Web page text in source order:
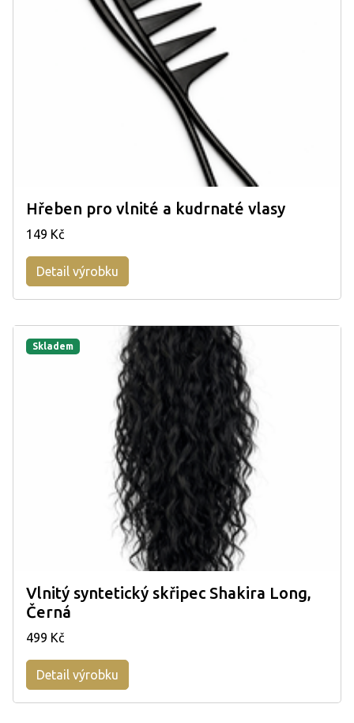
Hřeben pro vlnité a kudrnaté vlasy
149 Kč
Detail výrobku
Skladem
Vlnitý syntetický skřipec Shakira Long,
Černá
499 Kč
Detail výrobku